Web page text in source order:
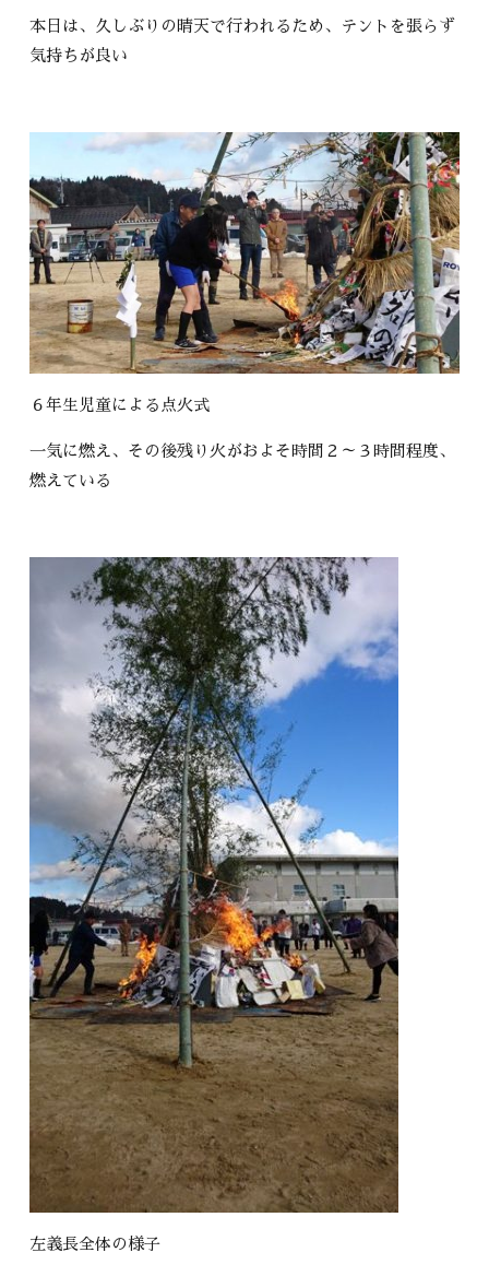
本日は、久しぶりの晴天で行われるため、テントを張らず
気持ちが良い
６年生児童による点火式
一気に燃え、その後残り火がおよそ時間２～３時間程度、
燃えている
左義長全体の様子